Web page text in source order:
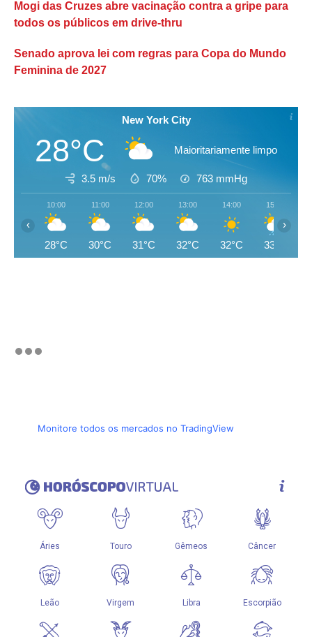
Mogi das Cruzes abre vacinação contra a gripe para
todos os públicos em drive-thru
Senado aprova lei com regras para Copa do Mundo
Feminina de 2027
New York City
28°C Maioritariamente limpo
3.5 m/s 70% 763 mmHg
10:00
28°C
11:00
30°C
12:00
31°C
13:00
32°C
14:00
32°C
15:00
33°C
‹ ›
Monitore todos os mercados no TradingView